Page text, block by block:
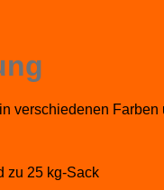
verschiedenen
zu 25 kg-Sack